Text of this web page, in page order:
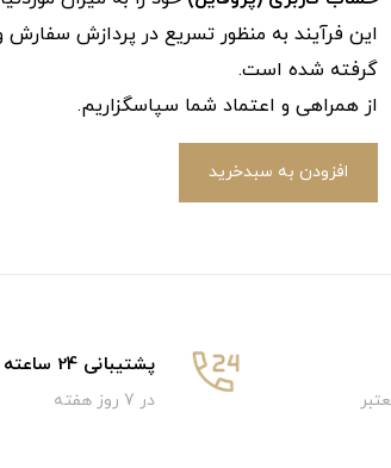
این فرآیند به‌ منظور تسریع در پردازش سفارش
گرفته شده است.
از همراهی و اعتماد شما سپاسگزاریم.
افزودن به سبدخرید
پشتیبانی 24 ساعته
در 7 روز هفته